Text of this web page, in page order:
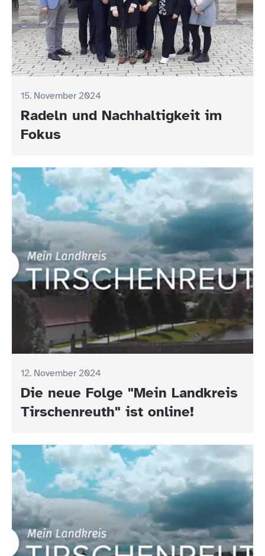
15. November 2024
Radeln und Nachhaltigkeit im
Fokus
12. November 2024
Die neue Folge "Mein Landkreis
Tirschenreuth" ist online!